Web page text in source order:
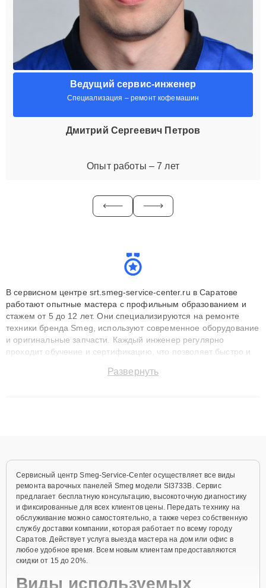
Ведущий сервис-инженер
Специализация – ремонт кофемашин
Дмитрий Сергеевич Петров
Опыт работы – 7 лет
В сервисном центре srt.smeg-service-center.ru в Саратове
работают опытные мастера с профильным образованием и
стажем от 5 до 12 лет. Они специализируются на ремонте
техники бренда Smeg, используют современное оборудование
и оригинальные запчасти. Каждый инженер регулярно
проходит обучение и сертификацию, что позволяет быстро и
сохранением гарантии до 3 лет. Наши мастера решают
Развернуть
Сервисный центр Smeg-Service-Center осуществляет все виды
ремонта варочных панелей Smeg модели SI3733B. Сервис
предлагает бесплатную консультацию, высокоточную диагностику
и фиксированные для всех клиентов цены. Передать технику на
обслуживание можно самостоятельно, а также через собственную
службу доставки компании, которая работает по всему городу
Саратов. Действует услуга выезда мастера на дом или офис в
любое удобное время. Всем новым клиентам предоставляются
скидки от 15 до 20%.
Виды используемых